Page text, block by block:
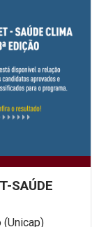
SAÚDE
(Unicap)